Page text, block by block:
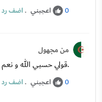
0 اعجبني .اضف رد
من مجهول
.قولي حسبي الله و نعم
0 اعجبني .اضف رد